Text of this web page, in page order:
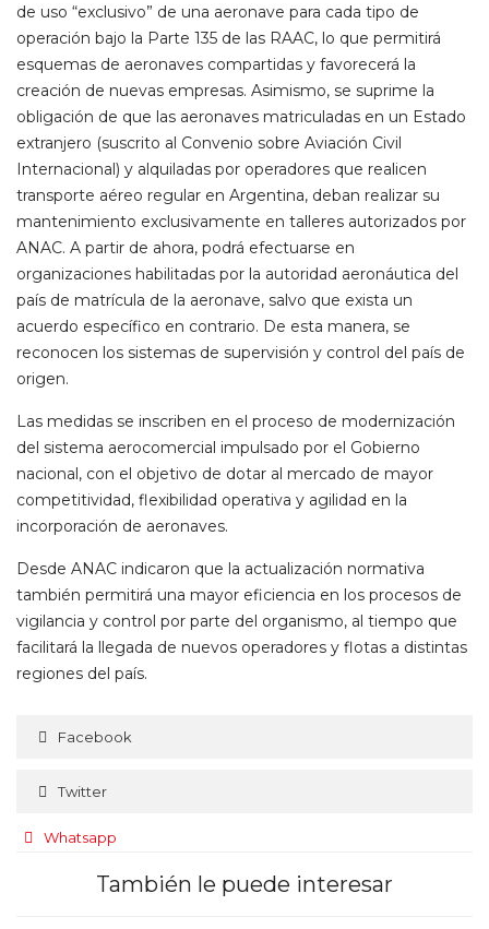
de uso “exclusivo” de una aeronave para cada tipo de
operación bajo la Parte 135 de las RAAC, lo que permitirá
esquemas de aeronaves compartidas y favorecerá la
creación de nuevas empresas. Asimismo, se suprime la
obligación de que las aeronaves matriculadas en un Estado
extranjero (suscrito al Convenio sobre Aviación Civil
Internacional) y alquiladas por operadores que realicen
transporte aéreo regular en Argentina, deban realizar su
mantenimiento exclusivamente en talleres autorizados por
ANAC. A partir de ahora, podrá efectuarse en
organizaciones habilitadas por la autoridad aeronáutica del
país de matrícula de la aeronave, salvo que exista un
acuerdo específico en contrario. De esta manera, se
reconocen los sistemas de supervisión y control del país de
origen.
Las medidas se inscriben en el proceso de modernización
del sistema aerocomercial impulsado por el Gobierno
nacional, con el objetivo de dotar al mercado de mayor
competitividad, flexibilidad operativa y agilidad en la
incorporación de aeronaves.
Desde ANAC indicaron que la actualización normativa
también permitirá una mayor eficiencia en los procesos de
vigilancia y control por parte del organismo, al tiempo que
facilitará la llegada de nuevos operadores y flotas a distintas
regiones del país.
Facebook
Twitter
Whatsapp
También le puede interesar